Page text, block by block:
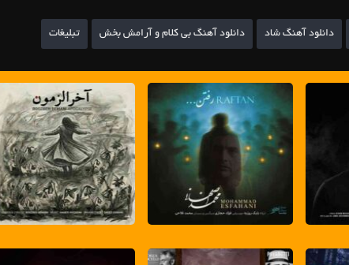
دانلود آهنگ شاد دانلود آهنگ بی کلام و آرامش بخش تبلیغات